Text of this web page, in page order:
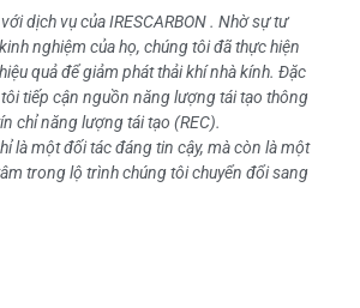
dịch vụ của IRESCARBON . Nhờ sự tư
nghiệm của họ, chúng tôi đã thực hiện
quả để giảm phát thải khí nhà kính. Đặc
tiếp cận nguồn năng lượng tái tạo thông
chỉ năng lượng tái tạo (REC).
là một đối tác đáng tin cậy, mà còn là một
trong lộ trình chúng tôi chuyển đổi sang